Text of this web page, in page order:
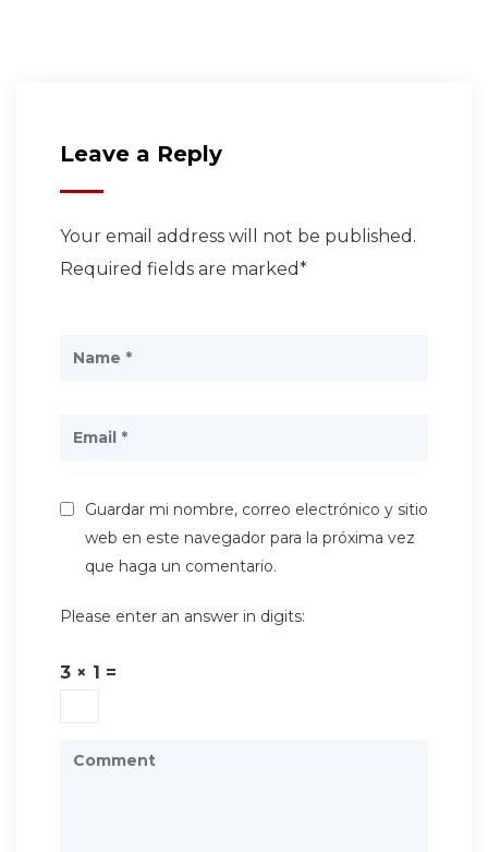
Leave a Reply
Your email address will not be published.
Required fields are marked*
Guardar mi nombre, correo electrónico y sitio
web en este navegador para la próxima vez
que haga un comentario.
Please enter an answer in digits:
3 × 1 =